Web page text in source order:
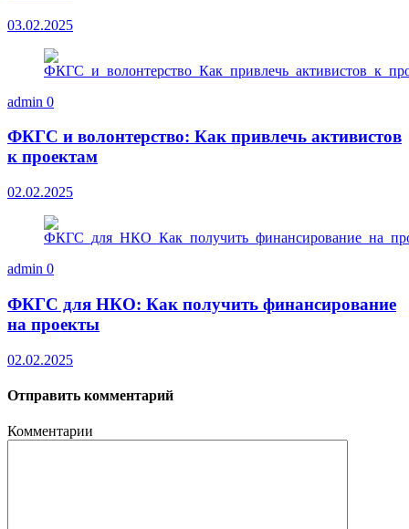
03.02.2025
admin 0
ФКГС и волонтерство: Как привлечь активистов
к проектам
02.02.2025
admin 0
ФКГС для НКО: Как получить финансирование
на проекты
02.02.2025
Отправить комментарий
Комментарии